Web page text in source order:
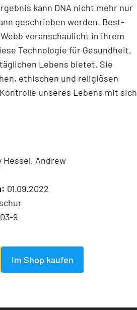
kann DNA nicht mehr nur
geschrieben werden. Best­
veranschaulicht in ihrem
Technologie für Gesundheit,
Lebens bietet. Sie
ethischen und religiösen
unseres Lebens mit sich
Hessel, Andrew
01.09.2022
9
Im Shop kaufen